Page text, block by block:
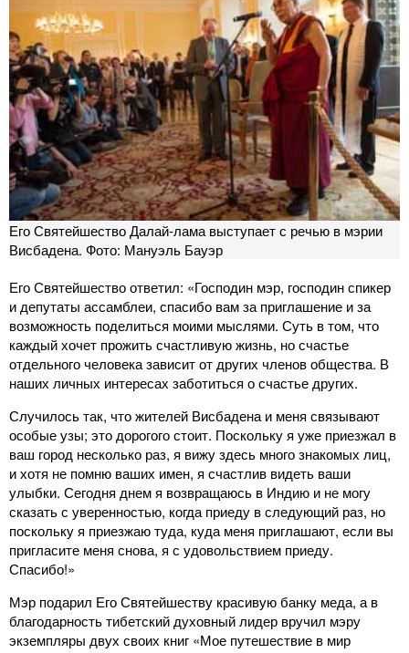
Его Святейшество Далай-лама выступает с речью в мэрии
Висбадена. Фото: Мануэль Бауэр
Его Святейшество ответил: «Господин мэр, господин спикер
и депутаты ассамблеи, спасибо вам за приглашение и за
возможность поделиться моими мыслями. Суть в том, что
каждый хочет прожить счастливую жизнь, но счастье
отдельного человека зависит от других членов общества. В
наших личных интересах заботиться о счастье других.
Случилось так, что жителей Висбадена и меня связывают
особые узы; это дорогого стоит. Поскольку я уже приезжал в
ваш город несколько раз, я вижу здесь много знакомых лиц,
и хотя не помню ваших имен, я счастлив видеть ваши
улыбки. Сегодня днем я возвращаюсь в Индию и не могу
сказать с уверенностью, когда приеду в следующий раз, но
поскольку я приезжаю туда, куда меня приглашают, если вы
пригласите меня снова, я с удовольствием приеду.
Спасибо!»
Мэр подарил Его Святейшеству красивую банку меда, а в
благодарность тибетский духовный лидер вручил мэру
экземпляры двух своих книг «Мое путешествие в мир